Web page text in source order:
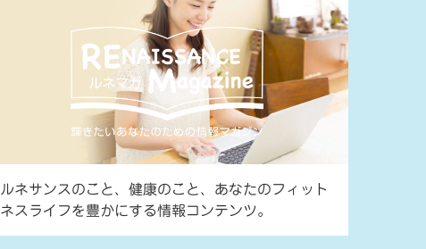
ルネサンスのこと、健康のこと、あなたのフィット
ネスライフを豊かにする情報コンテンツ。